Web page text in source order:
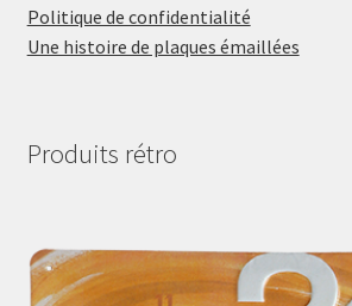
Politique de confidentialité
Une histoire de plaques émaillées
Produits rétro